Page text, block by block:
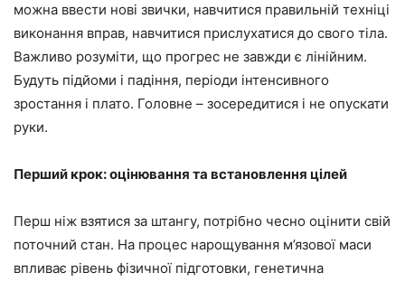
можна ввести нові звички, навчитися правильній техніці
виконання вправ, навчитися прислухатися до свого тіла.
Важливо розуміти, що прогрес не завжди є лінійним.
Будуть підйоми і падіння, періоди інтенсивного
зростання і плато. Головне – зосередитися і не опускати
руки.
Перший крок: оцінювання та встановлення цілей
Перш ніж взятися за штангу, потрібно чесно оцінити свій
поточний стан. На процес нарощування м’язової маси
впливає рівень фізичної підготовки, генетична